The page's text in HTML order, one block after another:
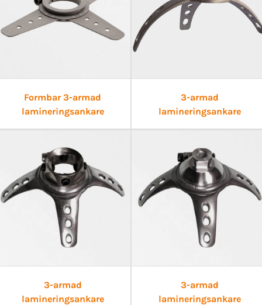
Formbar 3-armad
lamineringsankare
3-armad
lamineringsankare
3-armad
lamineringsankare
3-armad
lamineringsankare